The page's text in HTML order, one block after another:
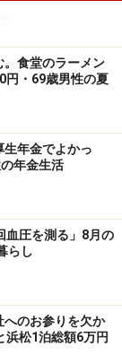
い替え等
稿者。
。食堂のラーメン
円・69歳男性の夏
生年金でよかっ
年金生活
血圧を測る」8月の
らし
へのお参りを欠か
浜松1泊総額6万円